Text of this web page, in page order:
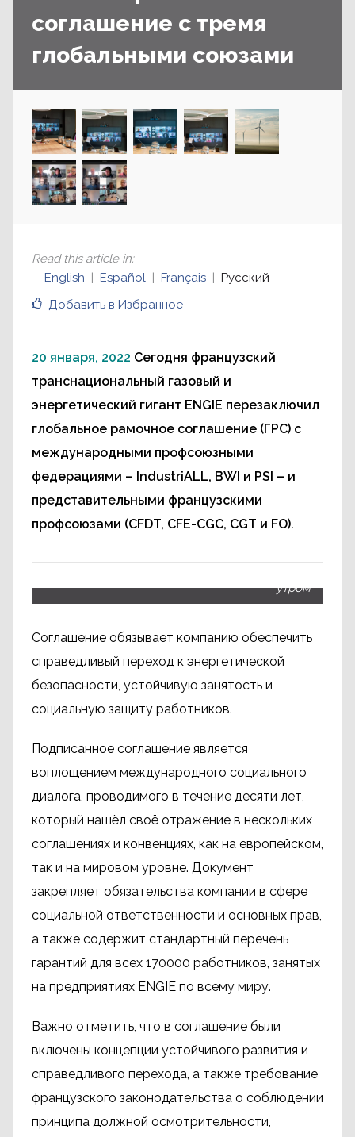
соглашение с тремя
глобальными союзами
Добавить в Избранное
Read this article in:
English
Español Français Русский
20 января, 2022 Сегодня французский
транснациональный газовый и
энергетический гигант ENGIE перезаключил
глобальное рамочное соглашение (ГРС) с
международными профсоюзными
федерациями – IndustriALL, BWI и PSI – и
представительными французскими
профсоюзами (CFDT, CFE-CGC, CGT и FO).
утром
Соглашение обязывает компанию обеспечить
справедливый переход к энергетической
безопасности, устойчивую занятость и
социальную защиту работников.
Подписанное соглашение является
воплощением международного социального
диалога, проводимого в течение десяти лет,
который нашёл своё отражение в нескольких
соглашениях и конвенциях, как на европейском,
так и на мировом уровне. Документ
закрепляет обязательства компании в сфере
социальной ответственности и основных прав,
а также содержит стандартный перечень
гарантий для всех 170000 работников, занятых
на предприятиях ENGIE по всему миру.
Важно отметить, что в соглашение были
включены концепции устойчивого развития и
справедливого перехода, а также требование
французского законодательства о соблюдении
принципа должной осмотрительности,